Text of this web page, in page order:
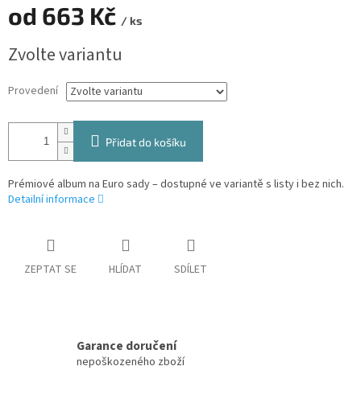
od 663 Kč / ks
cena:
Zvolte variantu
Provedení
Přidat do košíku
Prémiové album na Euro sady – dostupné ve variantě s listy i bez nich.
Detailní informace
ZEPTAT SE HLÍDAT SDÍLET
Garance doručení
nepoškozeného zboží